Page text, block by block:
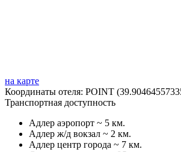
на карте
Координаты отеля: POINT
Транспортная доступность
Адлер аэропорт ~ 5 км.
Адлер ж/д вокзал ~ 2 км.
Адлер центр города ~ 7 км.